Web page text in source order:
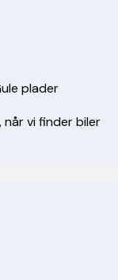
plader
når vi finder biler